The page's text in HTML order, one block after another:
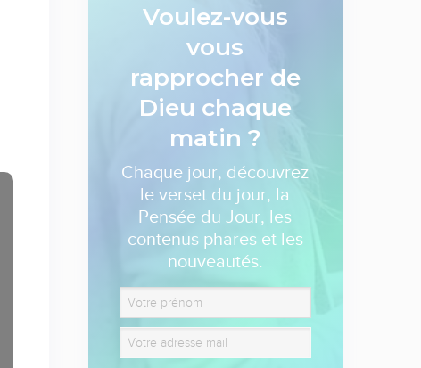
Voulez-vous
vous
rapprocher de
Dieu chaque
matin ?
Chaque jour, découvrez
le verset du jour, la
Pensée du Jour, les
contenus phares et les
nouveautés.